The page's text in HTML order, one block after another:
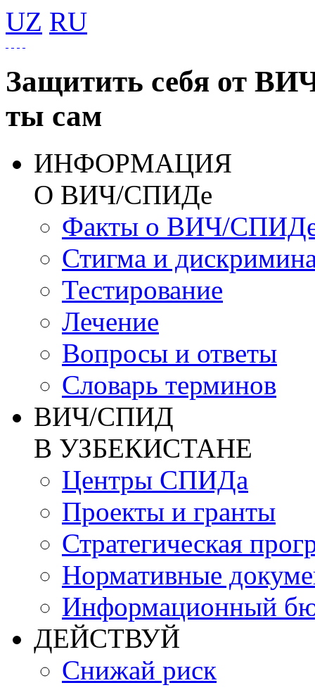
UZ RU
Защитить себя от
ты сам
ИНФОРМАЦИЯ
О ВИЧ/СПИДе
Факты о ВИЧ/
Стигма и
Тестирование
Лечение
Вопросы и ответы
Словарь терминов
ВИЧ/СПИД
В УЗБЕКИСТАНЕ
Центры СПИДа
Проекты и гранты
Стратегическая
Нормативные
Информационный
ДЕЙСТВУЙ
Снижай риск